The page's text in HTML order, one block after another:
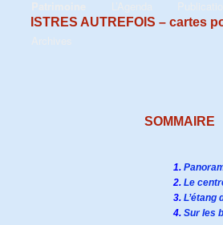
ISTRES AUTREFOIS – cartes
SOMMAIRE
1.
2. Le
3. L’étang
4. Sur les